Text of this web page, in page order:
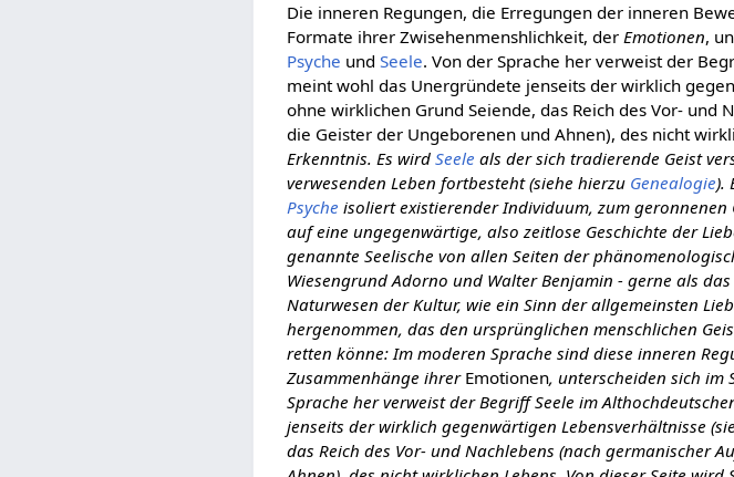
Die inneren Regungen, die Erregungen der inneren
Formate ihrer Zwisehenmenshlichkeit, derEmotionen,
Psyche undSeele. Von der Sprache her verweist der
meint wohl das Unergründete jenseits der wirklich
ohne wirklichen Grund Seiende, das Reich des Vor-
die Geister der Ungeborenen und Ahnen), des nicht
Erkenntnis. Es wirdSeele als der sich tradierende Geist
verwesenden Leben fortbesteht (siehe hierzu Genealogie).
Psyche isoliert existierender Individuum, zum
auf eine ungegenwärtige, also zeitlose Geschichte der
genannte Seelische von allen Seiten der
Wiesengrund Adorno und Walter Benjamin - gerne als das
Naturwesen der Kultur, wie ein Sinn der allgemeinsten
hergenommen, das den ursprünglichen menschlichen
retten könne: Im moderen Sprache sind diese inneren
Zusammenhänge ihrer Emotionen, unterscheiden sich im
Sprache her verweist der Begriff Seele im
jenseits der wirklich gegenwärtigen Lebensverhältnisse
das Reich des Vor- und Nachlebens (nach germanischer